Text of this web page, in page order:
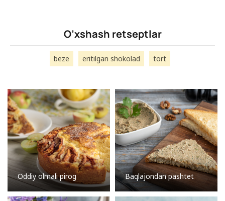
O’xshash retseptlar
beze eritilgan shokolad tort
Oddiy olmali pirog Baqlajondan pashtet